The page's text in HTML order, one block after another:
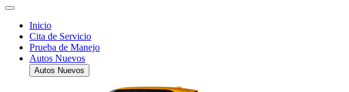
Inicio
Cita de Servicio
Prueba de Manejo
Autos Nuevos
Autos Nuevos